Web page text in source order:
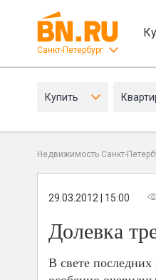
Санкт-Петербург
Купить
Недвижимость Санкт-
29.03.2012 | 15:00
Долевка
В свете